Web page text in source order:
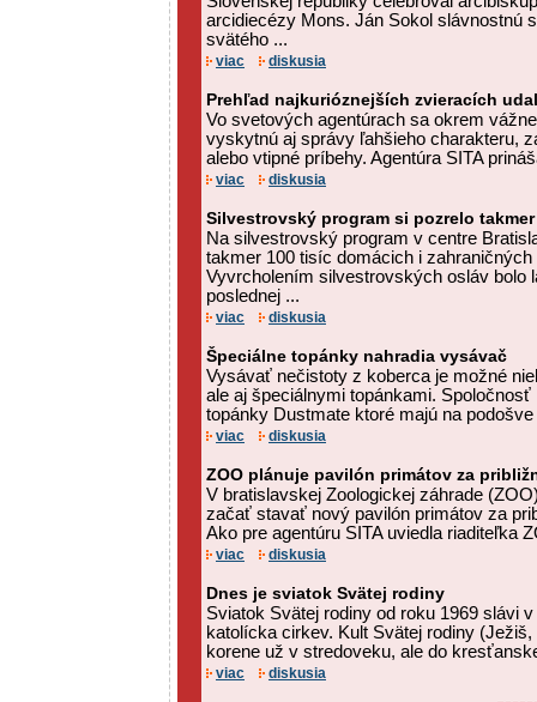
arcidiecézy Mons. Ján Sokol slávnostnú
svätého ...
viac diskusia
Prehľad najkurióznejších zvieracích
Vo svetových agentúrach sa okrem
vyskytnú aj správy ľahšieho charakteru,
alebo vtipné príbehy. Agentúra SITA
viac diskusia
Silvestrovský program si pozrelo
Na silvestrovský program v centre
takmer 100 tisíc domácich i
Vyvrcholením silvestrovských osláv bolo
poslednej ...
viac diskusia
Špeciálne topánky nahradia vysávač
Vysávať nečistoty z koberca je možné
ale aj špeciálnymi topánkami.
topánky Dustmate ktoré majú na
viac diskusia
ZOO plánuje pavilón primátov za
V bratislavskej Zoologickej záhrade
začať stavať nový pavilón primátov za
Ako pre agentúru SITA uviedla riaditeľka
viac diskusia
Dnes je sviatok Svätej rodiny
Sviatok Svätej rodiny od roku 1969 slávi
katolícka cirkev. Kult Svätej rodiny
korene už v stredoveku, ale do
viac diskusia